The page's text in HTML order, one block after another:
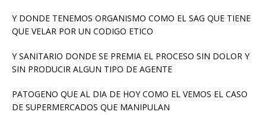
Y DONDE TENEMOS ORGANISMO COMO EL SAG QUE TIENE
QUE VELAR POR UN CODIGO ETICO
Y SANITARIO DONDE SE PREMIA EL PROCESO SIN DOLOR Y
SIN PRODUCIR ALGUN TIPO DE AGENTE
PATOGENO QUE AL DIA DE HOY COMO EL VEMOS EL CASO
DE SUPERMERCADOS QUE MANIPULAN